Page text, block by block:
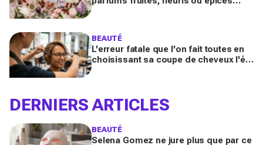
BEAUTÉ
L'erreur fatale que l'on fait toutes en
choisissant sa coupe de cheveux l'été
DERNIERS ARTICLES
BEAUTÉ
Selena Gomez ne jure plus que par ce